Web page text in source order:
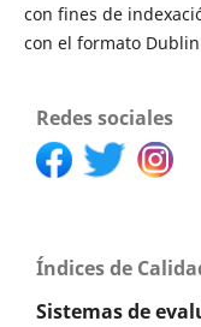
con fines de
con el formato Dublin
Redes sociales
Índices de
Sistemas de